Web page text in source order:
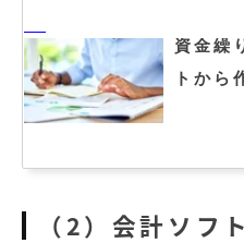
資金繰
トから
（2）会計ソフ